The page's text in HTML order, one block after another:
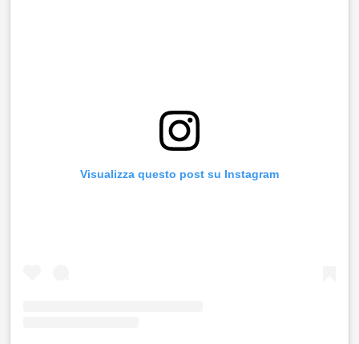
Visualizza questo post su Instagram